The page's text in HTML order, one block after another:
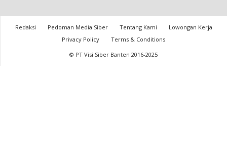
Redaksi Pedoman Media Siber Tentang Kami
Lowongan Kerja
Privacy Policy
Terms & Conditions
© PT Visi Siber Banten 2016-2025